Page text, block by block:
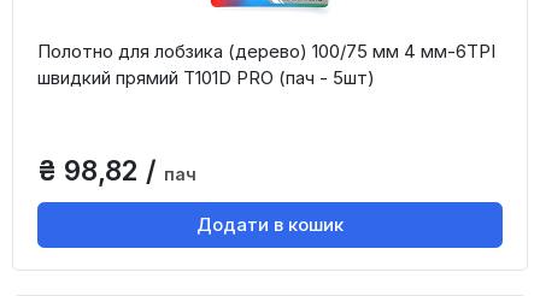
Полотно для лобзика (дерево) 100/75 мм 4 мм-6TPI
швидкий прямий T101D PRO (пач - 5шт)
₴ 98,82 / пач
Додати в кошик